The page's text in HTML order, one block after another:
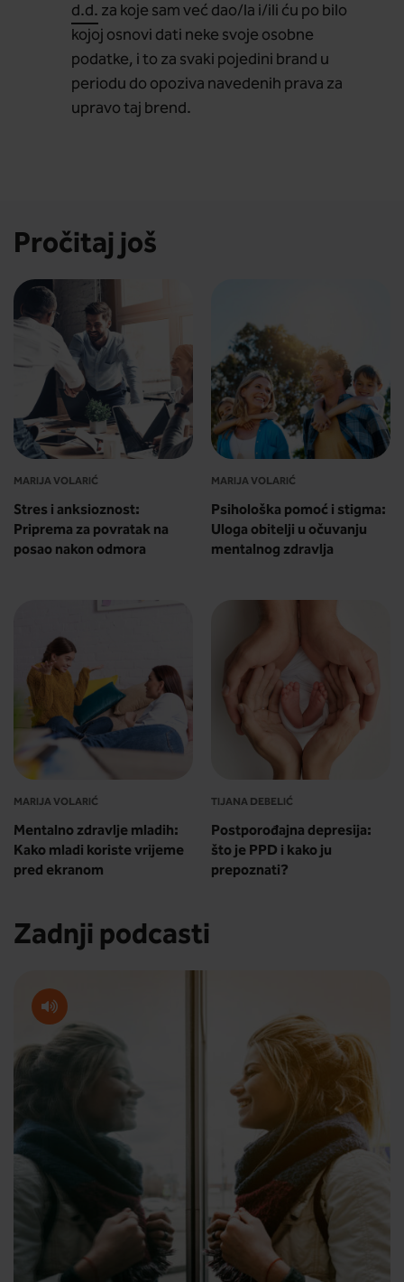
d.d. za koje sam već dao/la i/ili ću po bilo
kojoj osnovi dati neke svoje osobne
podatke, i to za svaki pojedini brand u
periodu do opoziva navedenih prava za
upravo taj brend.
Pročitaj još
MARIJA VOLARIĆ
Stres i anksioznost:
Priprema za povratak na
posao nakon odmora
MARIJA VOLARIĆ
Psihološka pomoć i stigma:
Uloga obitelji u očuvanju
mentalnog zdravlja
MARIJA VOLARIĆ
Mentalno zdravlje mladih:
Kako mladi koriste vrijeme
pred ekranom
TIJANA DEBELIĆ
Postporođajna depresija:
što je PPD i kako ju
prepoznati?
Zadnji podcasti